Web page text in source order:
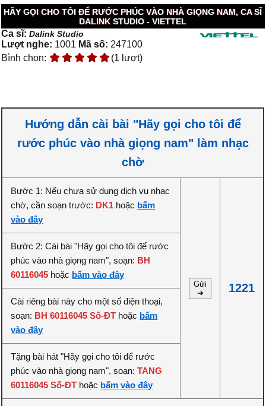
HÃY GỌI CHO TÔI ĐỂ RƯỚC PHÚC VÀO NHÀ GIỌNG NAM, CA SĨ
DALINK STUDIO - VIETTEL
Ca sĩ:Dalink Studio
Lượt nghe: 1001 Mã số: 247100
Bình chọn:
(1 lượt)
Hướng dẫn cài bài "Hãy gọi cho tôi để
rước phúc vào nhà giọng nam" làm nhạc
chờ
Bước 1: Nếu chưa sử dụng dịch vụ nhạc
chờ, cần soạn trước: DK1 hoặc bấm
vào đây
Gửi
➔
1221
Bước 2: Cài bài "Hãy gọi cho tôi để rước
phúc vào nhà giọng nam", soạn: BH
60116045 hoặc bấm vào đây
Cài riêng bài này cho một số điện thoại,
soạn: BH 60116045 Số-ĐT hoặc bấm
vào đây
Tặng bài hát "Hãy gọi cho tôi để rước
phúc vào nhà giọng nam", soạn:TANG
60116045 Số-ĐT hoặc bấm vào đây